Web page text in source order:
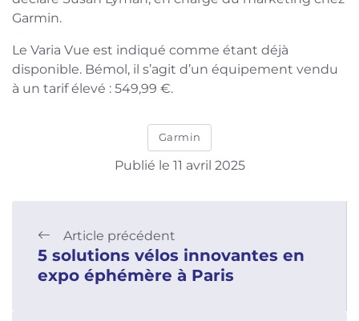
Garmin.
Le Varia Vue est indiqué comme étant déjà
disponible. Bémol, il s’agit d’un équipement vendu
à un tarif élevé : 549,99 €.
Garmin
Publié le 11 avril 2025
Article précédent
5 solutions vélos innovantes en
expo éphémère à Paris